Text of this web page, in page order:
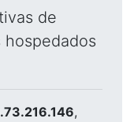
de
hospedados
,